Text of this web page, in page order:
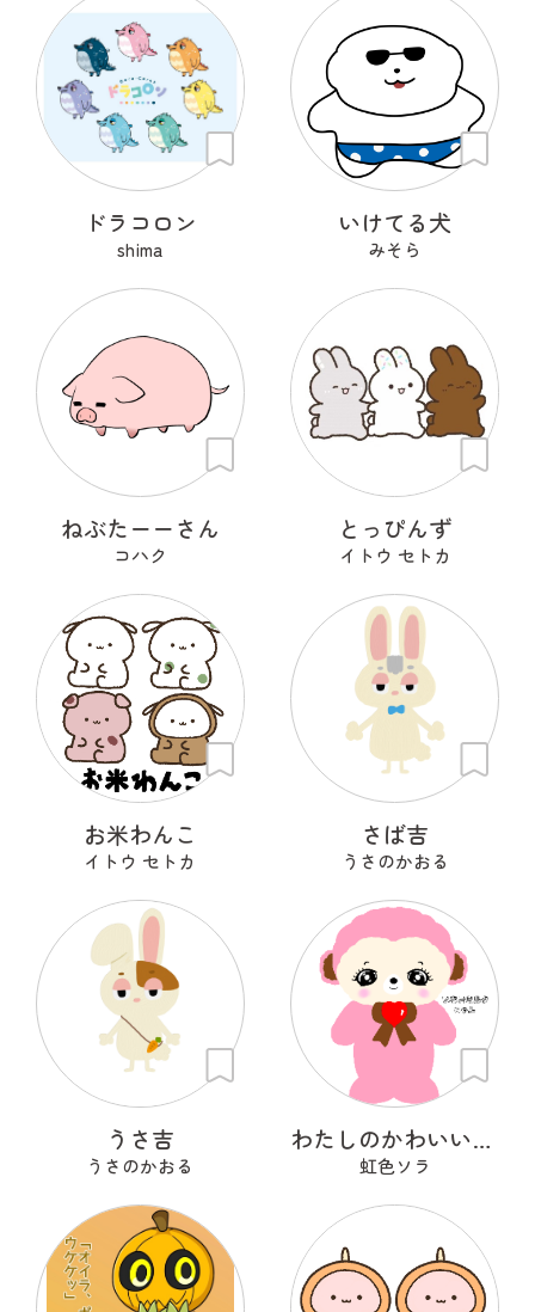
ドラコロン
shima
いけてる犬
みそら
ねぶたーーさん
コハク
とっぴんず
イトウ セトカ
お米わんこ
イトウ セトカ
さば吉
うさのかおる
うさ吉
うさのかおる
わたしのかわいいせかい
虹色ソラ